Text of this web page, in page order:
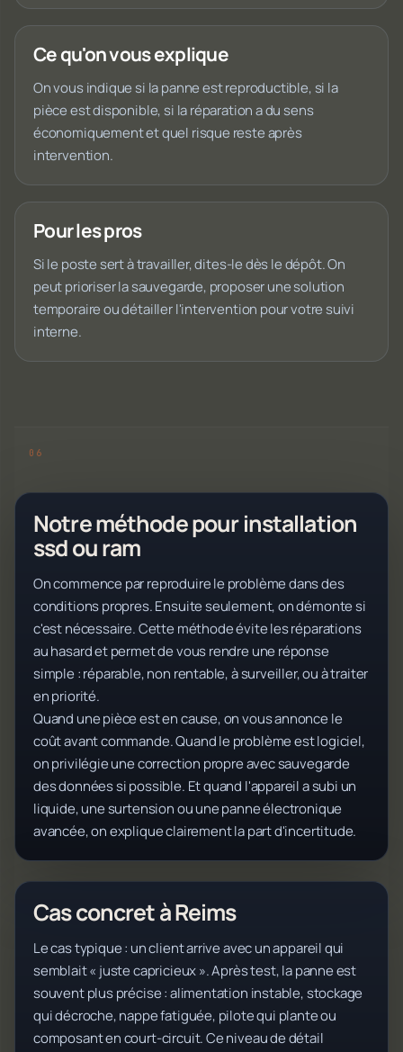
Ce qu'on vous explique
On vous indique si la panne est reproductible, si la
pièce est disponible, si la réparation a du sens
économiquement et quel risque reste après
intervention.
Pour les pros
Si le poste sert à travailler, dites-le dès le dépôt. On
peut prioriser la sauvegarde, proposer une solution
temporaire ou détailler l'intervention pour votre suivi
interne.
Notre méthode pour installation
ssd ou ram
On commence par reproduire le problème dans des
conditions propres. Ensuite seulement, on démonte si
c'est nécessaire. Cette méthode évite les réparations
au hasard et permet de vous rendre une réponse
simple : réparable, non rentable, à surveiller, ou à traiter
en priorité.
Quand une pièce est en cause, on vous annonce le
coût avant commande. Quand le problème est logiciel,
on privilégie une correction propre avec sauvegarde
des données si possible. Et quand l'appareil a subi un
liquide, une surtension ou une panne électronique
avancée, on explique clairement la part d'incertitude.
Cas concret à Reims
Le cas typique : un client arrive avec un appareil qui
semblait « juste capricieux ». Après test, la panne est
souvent plus précise : alimentation instable, stockage
qui décroche, nappe fatiguée, pilote qui plante ou
composant en court-circuit. Ce niveau de détail